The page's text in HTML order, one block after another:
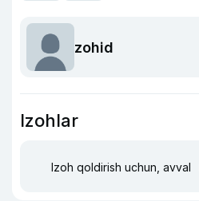
zohid
Izohlar
Izoh qoldirish uchun, avval